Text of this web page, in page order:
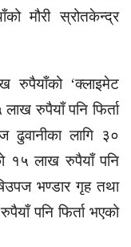
मौरी स्रोतकेन्द्र
रुपैयाँको ‘क्लाइमेट
रुपैयाँ पनि फिर्ता
ढुवानीका लागि ३०
१५ लाख रुपैयाँ पनि
भण्डार गृह तथा
पनि फिर्ता भएको